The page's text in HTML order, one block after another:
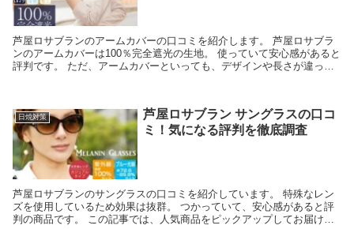
芦屋ロサブランのアームカバーの口コミを紹介します。 芦屋ロサブラ
ンのアームカバーは100％完全遮光の生地。 使っていて安心感があると
評判です。 ただ、アームカバーといっても、デザインや長さが違って
日焼対策
芦屋ロサブラン サングラスの口コ
ミ！気になる評判を徹底調査
芦屋ロサブランのサングラスの口コミを紹介しています。 特殊なレン
ズを使用しているため効果は抜群。 つかっていて、安心感があると評
判の商品です。 この記事では、人気商品をピックアップしてお届けし